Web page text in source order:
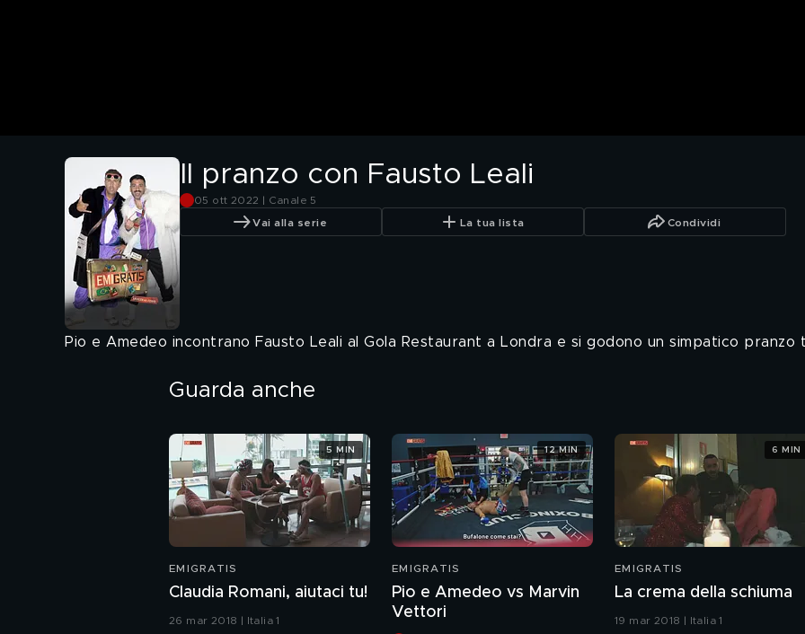
Il pranzo con Fausto Leali
05 ott 2022 | Canale 5
Vai alla serie La tua lista Condividi
Pio e Amedeo incontrano Fausto Leali al Gola Restaurant a Londra e si godono un simpatico pranzo
Guarda anche
EMIGRATIS
Claudia Romani, aiutaci tu!
26 mar 2018 | Italia 1
5 MIN
EMIGRATIS
Pio e Amedeo vs Marvin
Vettori
12 MIN
EMIGRATIS
La crema della schiuma
19 mar 2018 | Italia 1
6 MIN